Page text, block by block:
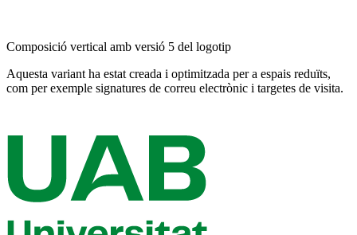
Composició vertical amb versió 5 del logotip
Aquesta variant ha estat creada i optimitzada per a espais reduïts,
com per exemple signatures de correu electrònic i targetes de visita.